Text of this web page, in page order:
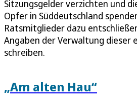
Sitzungsgelder verzichten und
Opfer in Süddeutschland
Ratsmitglieder dazu
Angaben der Verwaltung dieser
schreiben.
„Am alten Hau“